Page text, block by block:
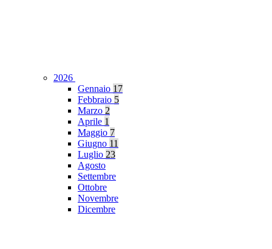
2026
Gennaio 17
Febbraio 5
Marzo 2
Aprile 1
Maggio 7
Giugno 11
Luglio 23
Agosto
Settembre
Ottobre
Novembre
Dicembre